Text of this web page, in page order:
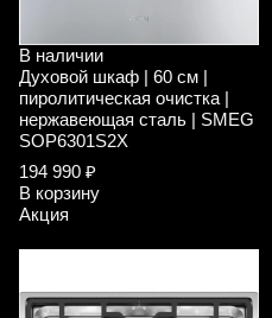
В наличии
Духовой шкаф | 60 см |
пиролитическая очистка |
нержавеющая сталь | SMEG
SOP6301S2X
194 990 ₽
В корзину
Акция